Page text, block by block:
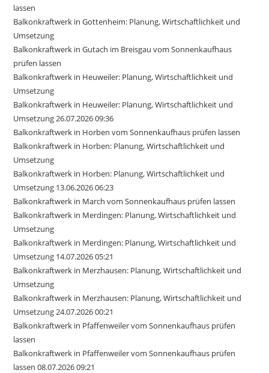
lassen
Balkonkraftwerk in Gottenheim: Planung, Wirtschaftlichkeit und
Umsetzung
Balkonkraftwerk in Gutach im Breisgau vom Sonnenkaufhaus
prüfen lassen
Balkonkraftwerk in Heuweiler: Planung, Wirtschaftlichkeit und
Umsetzung
Balkonkraftwerk in Heuweiler: Planung, Wirtschaftlichkeit und
Umsetzung 26.07.2026 09:36
Balkonkraftwerk in Horben vom Sonnenkaufhaus prüfen lassen
Balkonkraftwerk in Horben: Planung, Wirtschaftlichkeit und
Umsetzung
Balkonkraftwerk in Horben: Planung, Wirtschaftlichkeit und
Umsetzung 13.06.2026 06:23
Balkonkraftwerk in March vom Sonnenkaufhaus prüfen lassen
Balkonkraftwerk in Merdingen: Planung, Wirtschaftlichkeit und
Umsetzung
Balkonkraftwerk in Merdingen: Planung, Wirtschaftlichkeit und
Umsetzung 14.07.2026 05:21
Balkonkraftwerk in Merzhausen: Planung, Wirtschaftlichkeit und
Umsetzung
Balkonkraftwerk in Merzhausen: Planung, Wirtschaftlichkeit und
Umsetzung 24.07.2026 00:21
Balkonkraftwerk in Pfaffenweiler vom Sonnenkaufhaus prüfen
lassen
Balkonkraftwerk in Pfaffenweiler vom Sonnenkaufhaus prüfen
lassen 08.07.2026 09:21